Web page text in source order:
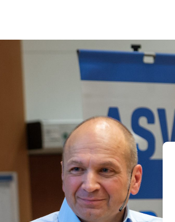
Manual / FAQ
Infomails